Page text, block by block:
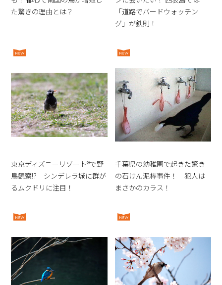
た驚きの理由とは？
「道路でバードウォッチン
グ」が鉄則！
東京ディズニーリゾート®︎で野
鳥観察⁉︎ シンデレラ城に群が
るムクドリに注目！
千葉県の幼稚園で起きた驚き
の石けん泥棒事件！ 犯人は
まさかのカラス！